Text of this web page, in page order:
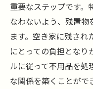
重要なステップです。
なわないよう、残置
ます。空き家に残さ
にとっての負担となり
ルに従って不用品を処
な関係を築くことがで